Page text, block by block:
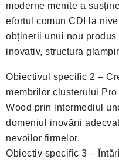
moderne menite a
efortul comun CDI la
obținerii unui nou produs
inovativ, structura
Obiectivul specific 2 –
membrilor clusterului Pro
Wood prin intermediul
domeniul inovării
nevoilor firmelor.
Obiectiv specific 3 –